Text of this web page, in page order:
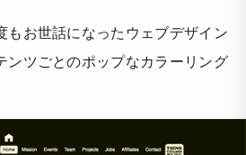
もお世話になったウェブデザイン
ンツごとのポップなカラーリング